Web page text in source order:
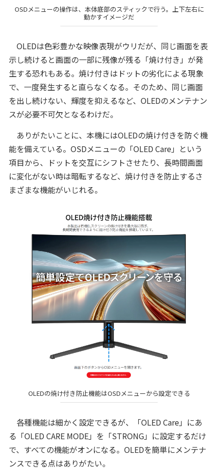
OSDメニューの操作は、本体底部のスティックで行う。上下左右に
動かすイメージだ
OLEDは色彩豊かな映像表現がウリだが、同じ画面を表
示し続けると画面の一部に残像が残る「焼け付き」が発
生する恐れもある。焼け付きはドットの劣化による現象
で、一度発生すると直らなくなる。そのため、同じ画面
を出し続けない、輝度を抑えるなど、OLEDのメンテナン
スが必要不可欠となるわけだ。
ありがたいことに、本機にはOLEDの焼け付きを防ぐ機
能を備えている。OSDメニューの「OLED Care」という
項目から、ドットを交互にシフトさせたり、長時間画面
に変化がない時は暗転するなど、焼け付きを防止するさ
まざまな機能がいじれる。
OLEDの焼け付き防止機能はOSDメニューから設定できる
各種機能は細かく設定できるが、「OLED Care」にあ
る「OLED CARE MODE」を「STRONG」に設定するだけ
で、すべての機能がオンになる。OLEDを簡単にメンテナ
ンスできる点はありがたい。